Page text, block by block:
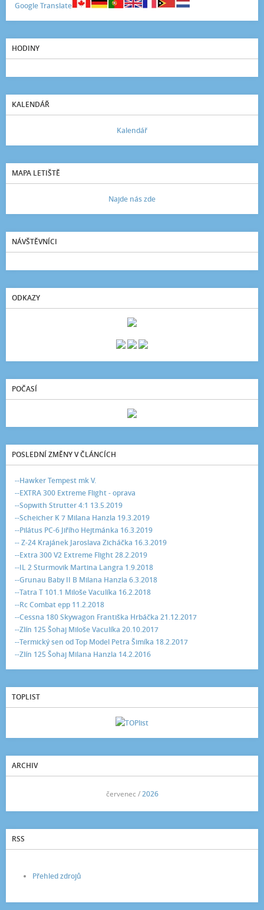
Google Translate
HODINY
KALENDÁŘ
Kalendář
MAPA LETIŠTĚ
Najde nás zde
NÁVŠTĚVNÍCI
ODKAZY
POČASÍ
POSLEDNÍ ZMĚNY V ČLÁNCÍCH
--Hawker Tempest mk V.
--EXTRA 300 Extreme Flight - oprava
--Sopwith Strutter 4:1 13.5.2019
--Scheicher K 7 Milana Hanzla 19.3.2019
--Pilátus PC-6 Jiřího Hejtmánka 16.3.2019
-- Z-24 Krajánek Jaroslava Zicháčka 16.3.2019
--Extra 300 V2 Extreme Flight 28.2.2019
--IL 2 Sturmovik Martina Langra 1.9.2018
--Grunau Baby II B Milana Hanzla 6.3.2018
--Tatra T 101.1 Miloše Vaculíka 16.2.2018
--Rc Combat epp 11.2.2018
--Cessna 180 Skywagon Františka Hrbáčka 21.12.2017
--Zlín 125 Šohaj Miloše Vaculíka 20.10.2017
--Termický sen od Top Model Petra Šimíka 18.2.2017
--Zlín 125 Šohaj Milana Hanzla 14.2.2016
TOPLIST
ARCHIV
červenec /2026
RSS
Přehled zdrojů